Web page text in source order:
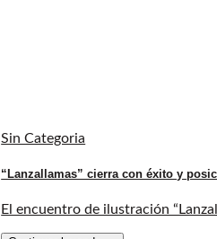
Sin Categoria
“Lanzallamas” cierra con éxito y
El encuentro de ilustración